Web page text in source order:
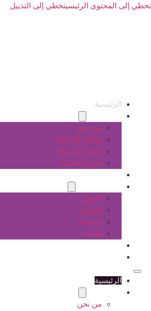
تخطي إلى المحتوى الرئيسيتخطي إلى التذييل
الرئيسية
من نحن
هيكلية الشبكة
أعضاء الشبكة
فروع الشبكة
الفرق
النوادي
دراسات
ابحاث
الرئيسية
من نحن